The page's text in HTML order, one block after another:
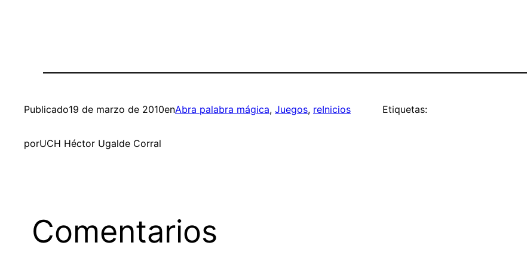
Publicado19 de marzo de 2010enAbra palabra mágica, Juegos, reInicios
porUCH Héctor Ugalde Corral
Etiquetas:
Comentarios